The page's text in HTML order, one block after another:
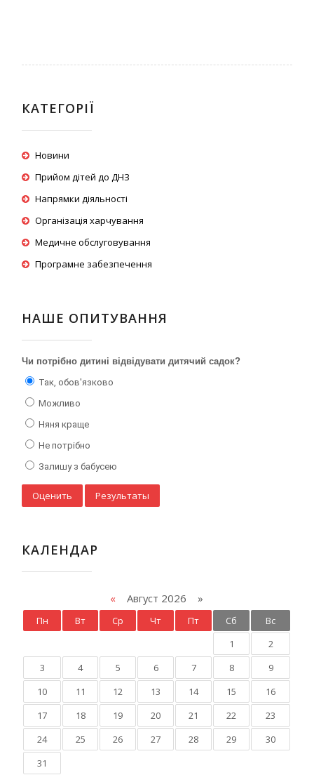
КАТЕГОРІЇ
Новини
Прийом дітей до ДНЗ
Напрямки діяльності
Організація харчування
Медичне обслуговування
Програмне забезпечення
НАШЕ ОПИТУВАННЯ
Чи потрібно дитині відвідувати дитячий садок?
Так, обов'язково
Можливо
Няня краще
Не потрібно
Залишу з бабусею
КАЛЕНДАР
« Август 2026 »
Пн Вт Ср Чт Пт Сб
Вс
1
2
3
4 5 6 7 8
9
10
11 12 13 14 15
16
17
18 19 20 21 22
23
24
25 26 27 28 29
30
31